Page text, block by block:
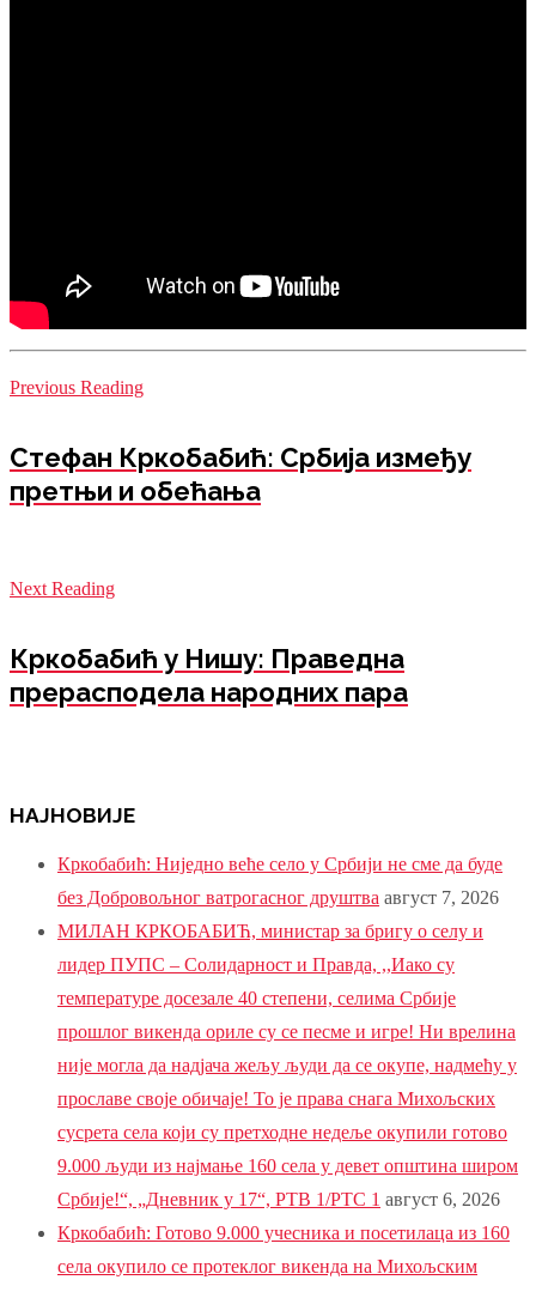
Previous Reading
Стефан Кркобабић: Србија између
претњи и обећања
Next Reading
Кркобабић у Нишу: Праведна
прерасподела народних пара
НАЈНОВИЈЕ
Кркобабић: Ниједно веће село у Србији не сме да буде
без Добровољног ватрогасног друштва август 7, 2026
МИЛАН КРКОБАБИЋ, министар за бригу о селу и
лидер ПУПС – Солидарност и Правда, ,,Иако су
температуре досезале 40 степени, селима Србије
прошлог викенда ориле су се песме и игре! Ни врелина
није могла да надјача жељу људи да се окупе, надмећу у
прославе своје обичаје! То је права снага Михољских
сусрета села који су претходне недеље окупили готово
9.000 људи из најмање 160 села у девет општина широм
Србије!“, „Дневник у 17“, РТВ 1/РТС 1 август 6, 2026
Кркобабић: Готово 9.000 учесника и посетилаца из 160
села окупило се протеклог викенда на Михољским